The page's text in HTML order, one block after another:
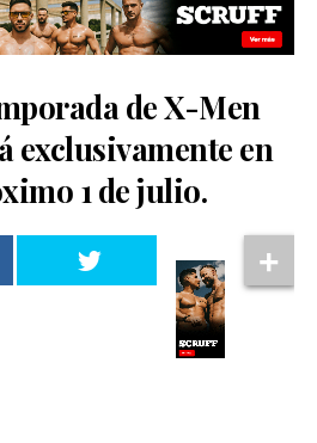
de X-Men
exclusivamente en
1 de julio.